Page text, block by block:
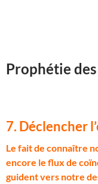
Prophétie
7. Déclencher
L e fait de connaître
encore le flux de
guident vers notre